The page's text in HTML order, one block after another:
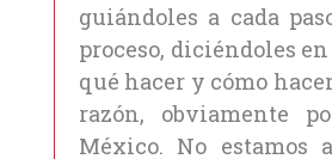
guiándoles a cada
proceso, diciéndoles
qué hacer y cómo
razón, obviamente
México. No estamos